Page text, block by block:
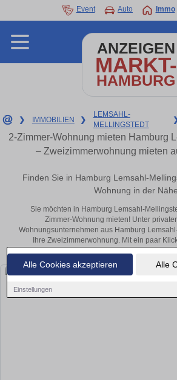
Alle Cookies akzeptieren Alle
Einstellungen
Event Auto Immo
ANZEIGEN
MARKT-
HAMBURG
❯ IMMOBILIEN ❯
LEMSAHL-
MELLINGSTEDT
2-Zimmer-Wohnung mieten Hamburg
– Zweizimmerwohnung mieten
Finden Sie in Hamburg Lemsahl-
Wohnung in der Nähe
Sie möchten in Hamburg Lemsahl-
Zimmer-Wohnung mieten! Unter
Wohnungsunternehmen aus Hamburg
Ihre Zweizimmerwohnung. Mit ein paar